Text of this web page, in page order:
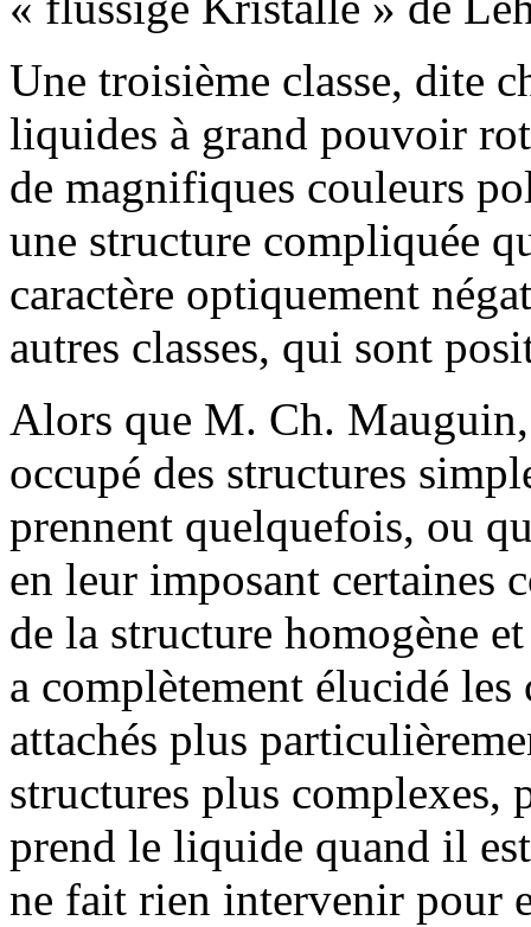
Une troisième classe, dite
liquides à grand pouvoir
de magnifiques couleurs
une structure compliquée
caractère optiquement
autres classes, qui sont
Alors que M. Ch. Mauguin,
occupé des structures
prennent quelquefois, ou
en leur imposant certaines
de la structure homogène
a complètement élucidé les
attachés plus
structures plus complexes,
prend le liquide quand il
ne fait rien intervenir pour